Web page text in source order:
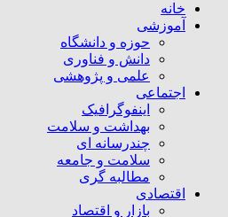
خانه
آموزشی
حوزه و دانشگاه
دانش و فناوری
علمی و پژوهشی
اجتماعی
اینفوگرافیک
بهداشت و سلامت
چندرسانه ای
سلامت و جامعه
مطالبه گری
اقتصادی
بازار و اقتصاد